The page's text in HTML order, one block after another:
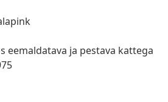
eemaldatava ja pestava kattega